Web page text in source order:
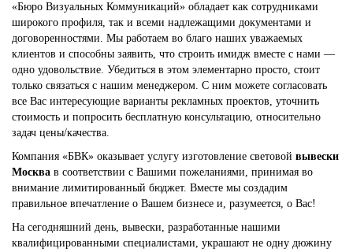
«Бюро Визуальных Коммуникаций» обладает как сотрудниками
широкого профиля, так и всеми надлежащими документами и
договоренностями. Мы работаем во благо наших уважаемых
клиентов и способны заявить, что строить имидж вместе с нами —
одно удовольствие. Убедиться в этом элементарно просто, стоит
только связаться с нашим менеджером. С ним можете согласовать
все Вас интересующие варианты рекламных проектов, уточнить
стоимость и попросить бесплатную консультацию, относительно
задач цены/качества.
Компания «БВК» оказывает услугу изготовление световой вывески
Москва в соответствии с Вашими пожеланиями, принимая во
внимание лимитированный бюджет. Вместе мы создадим
правильное впечатление о Вашем бизнесе и, разумеется, о Вас!
На сегодняшний день, вывески, разработанные нашими
квалифицированными специалистами, украшают не одну дюжину